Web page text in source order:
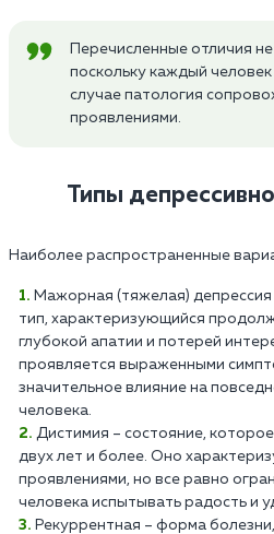
Перечисленные отличия
поскольку каждый
случае патология
проявлениями.
Типы
Наиболее распространенные
Мажорная (тяжелая)
тип, характеризующийся
глубокой апатии и потерей
проявляется выраженными
значительное влияние на
человека.
Дистимия – состояние,
двух лет и более. Оно
проявлениями, но все равно
человека испытывать радость и
Рекуррентная – форма